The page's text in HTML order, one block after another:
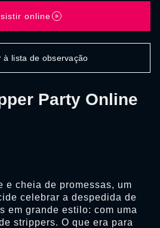
Party Online
e cheia de promessas, um
celebrar a despedida de
em grande estilo: com uma
strippers. O que era para
online
à lista de observação